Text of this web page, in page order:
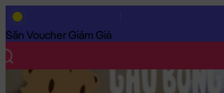
Săn Voucher Giảm Giá
Trang Chủ